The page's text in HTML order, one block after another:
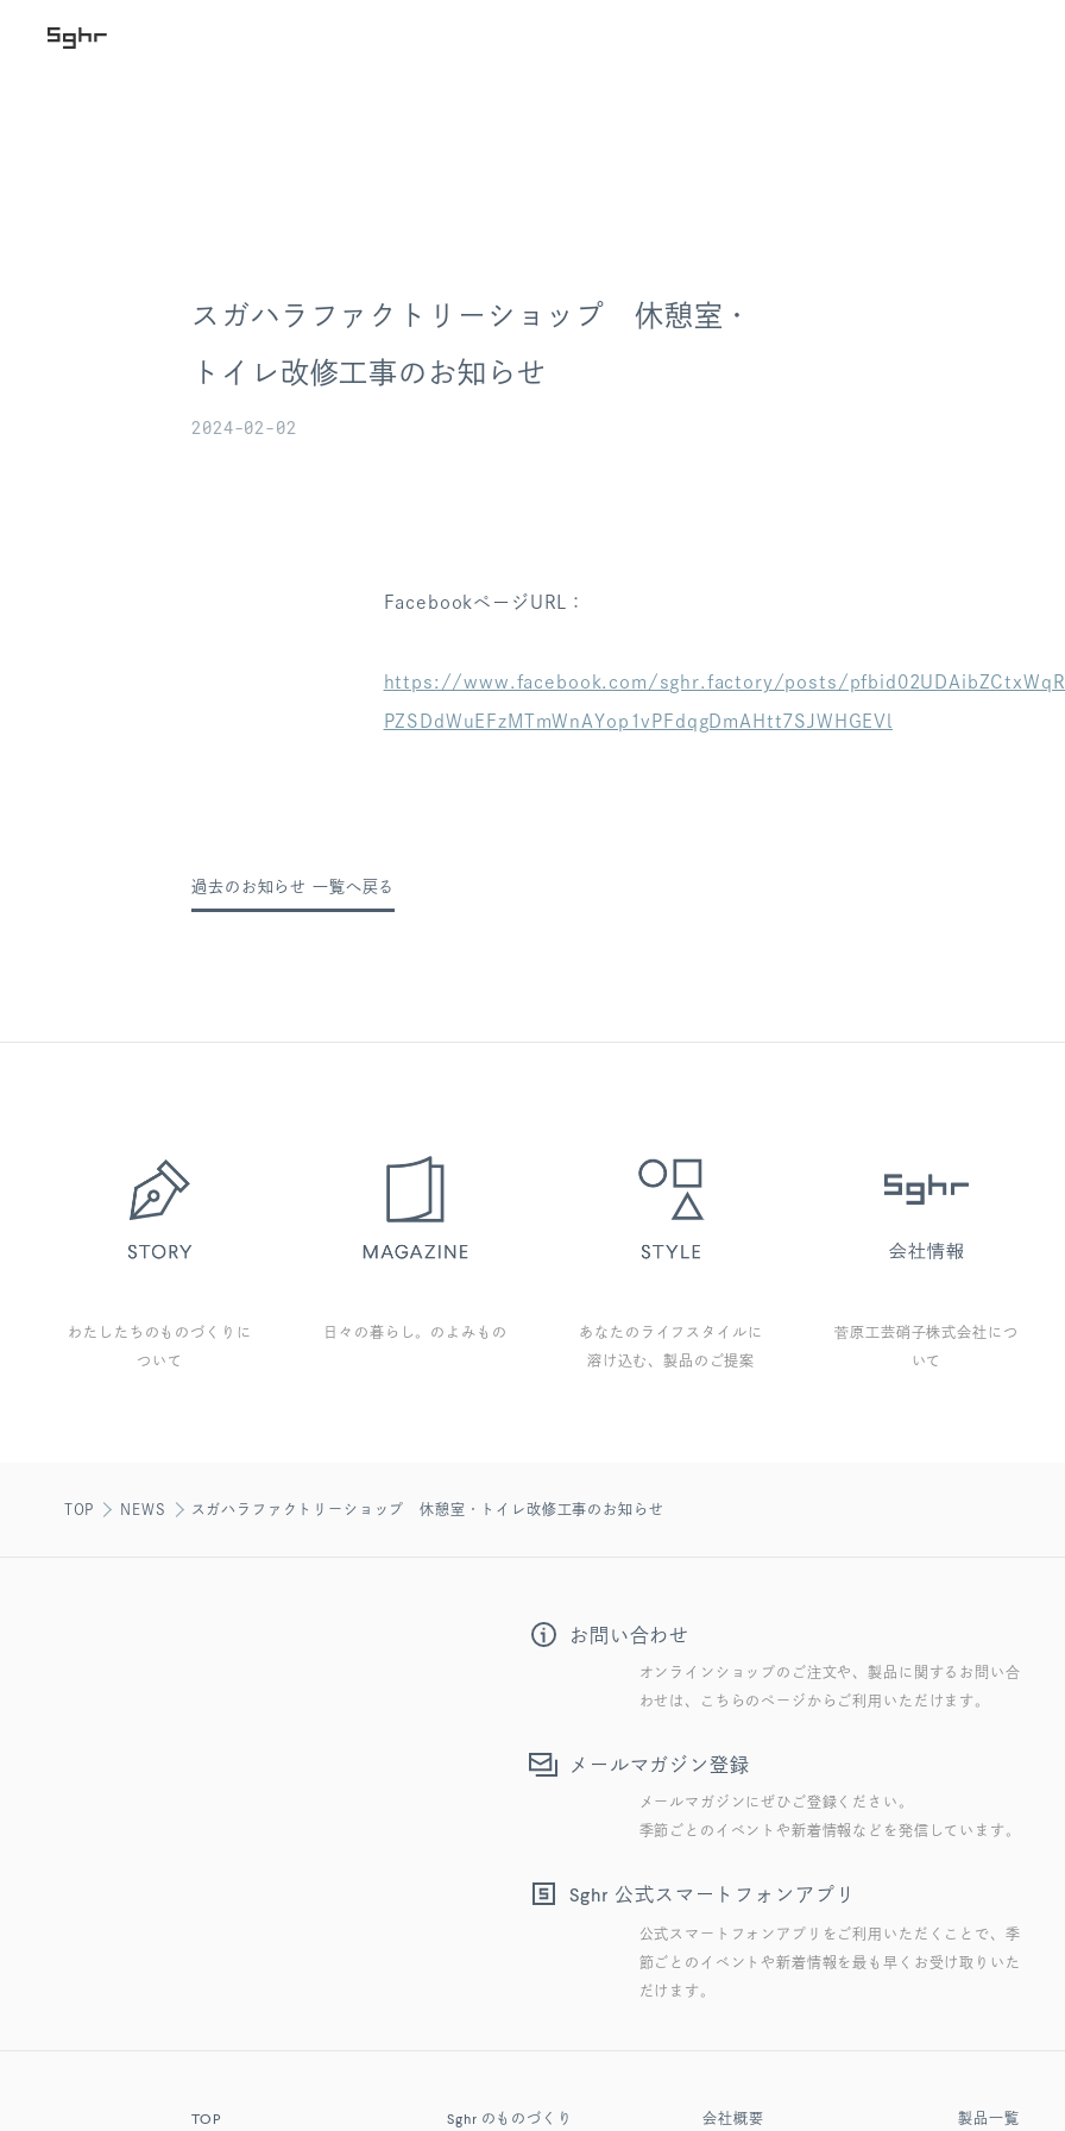
スガハラファクトリーショップ 休憩室・
トイレ改修工事のお知らせ
2024-02-02
FacebookページURL：
https://www.facebook.com/sghr.factory/posts/
PZSDdWuEFzMTmWnAYop1vPFdqgDmAHtt7SJWHGEVl
過去のお知らせ 一覧へ戻る
わたしたちのものづくりに
ついて
日々の暮らし。のよみもの
あなたのライフスタイルに
溶け込む、製品のご提案
菅原工芸硝子株式会社につ
いて
TOP NEWS スガハラファクトリーショップ 休憩室・トイレ改修工事のお知らせ
お問い合わせ
オンラインショップのご注文や、製品に関するお問い合
わせは、こちらのページからご利用いただけます。
メールマガジン登録
メールマガジンにぜひご登録ください。
季節ごとのイベントや新着情報などを発信しています。
Sghr 公式スマートフォンアプリ
公式スマートフォンアプリをご利用いただくことで、季
節ごとのイベントや新着情報を最も早くお受け取りいた
だけます。
TOP Sghr のものづくり 会社概要 製品一覧